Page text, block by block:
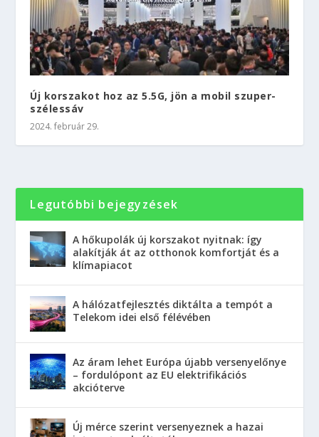
Új korszakot hoz az 5.5G, jön a mobil szuper-
szélessáv
2024. február 29.
Legutóbbi bejegyzések
A hőkupolák új korszakot nyitnak: így
alakítják át az otthonok komfortját és a
klímapiacot
A hálózatfejlesztés diktálta a tempót a
Telekom idei első félévében
Az áram lehet Európa újabb versenyelőnye
– fordulópont az EU elektrifikációs
akcióterve
Új mérce szerint versenyeznek a hazai